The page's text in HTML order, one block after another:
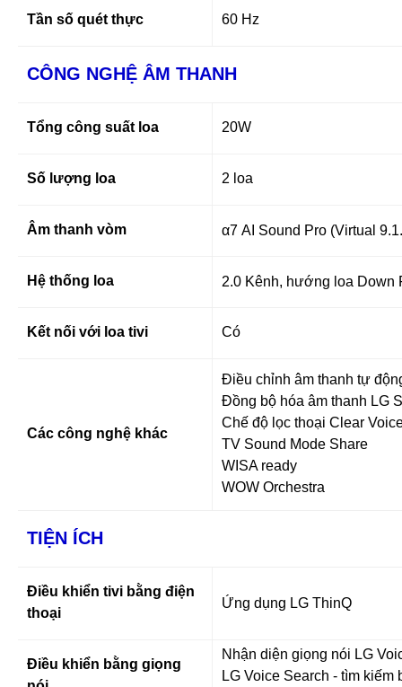
Tần số quét thực 60 Hz
CÔNG NGHỆ ÂM THANH
Tổng công suất loa 20W
Số lượng loa 2 loa
Âm thanh vòm α7 AI Sound Pro (Virtual
Hệ thống loa 2.0 Kênh, hướng loa Down
Kết nối với loa tivi Có
Các công nghệ khác
Điều chỉnh âm thanh tự
Đồng bộ hóa âm thanh LG
Chế độ lọc thoại Clear
TV Sound Mode Share
WISA ready
WOW Orchestra
TIỆN ÍCH
Điều khiển tivi bằng điện
thoại
Ứng dụng LG ThinQ
Điều khiển bằng giọng
Nhận diện giọng nói LG
LG Voice Search - tìm